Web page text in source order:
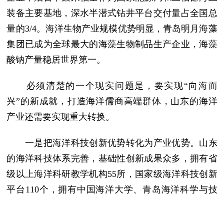
装备主要基地，深水半潜式钻井平台交付量占全国总
量的3/4。海洋生物产业规模优势明显，青岛明月海藻
集团已成为全球最大的海藻生物制品生产企业，海藻
酸钠产量稳居世界第一。
必须清楚的一个现实问题是，要实现“向海而
兴”的新成就，打造海洋儒商高端群体，山东的海洋
产业还需要实现重大转换。
一是把海洋科技创新优势转化为产业优势。山东
的海洋科技体系完善，基础性创新成果众多，拥有省
级以上海洋科研教学机构55所，国家级海洋科技创新
平台110个，拥有中国海洋大学、青岛海洋科学与技